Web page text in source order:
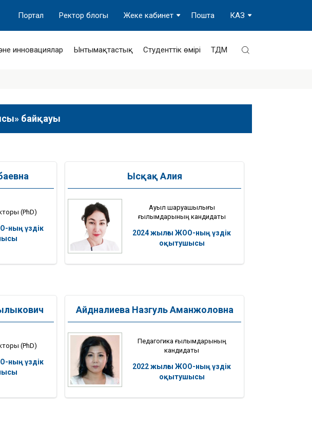
КАЗ
Пошта
Жеке кабинет
Ректор блогы
Портал
инновациялар Ынтымақтастық Студенттік өмірі ТДМ
байқауы
(PhD)
ның үздік
Ысқақ Алия
Ауыл шаруашылығы
ғылымдарының кандидаты
2024 жылғы ЖОО-ның үздік
оқытушысы
(PhD)
ның үздік
Айдналиева Назгуль Аманжоловна
Педагогика ғылымдарының
кандидаты
2022 жылғы ЖОО-ның үздік
оқытушысы